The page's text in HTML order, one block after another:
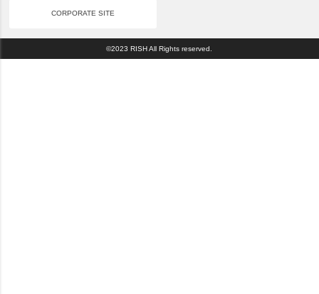
CORPORATE SITE
©2023 RISH All Rights reserved.